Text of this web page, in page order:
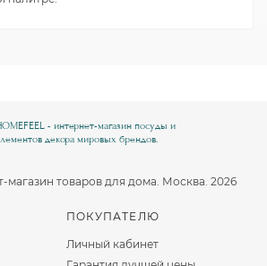
ПОКУПАТЕЛЮ
Личный кабинет
- интернет-магазин посуды и
декора мировых брендов.
магазин товаров для дома. Москва. 2026